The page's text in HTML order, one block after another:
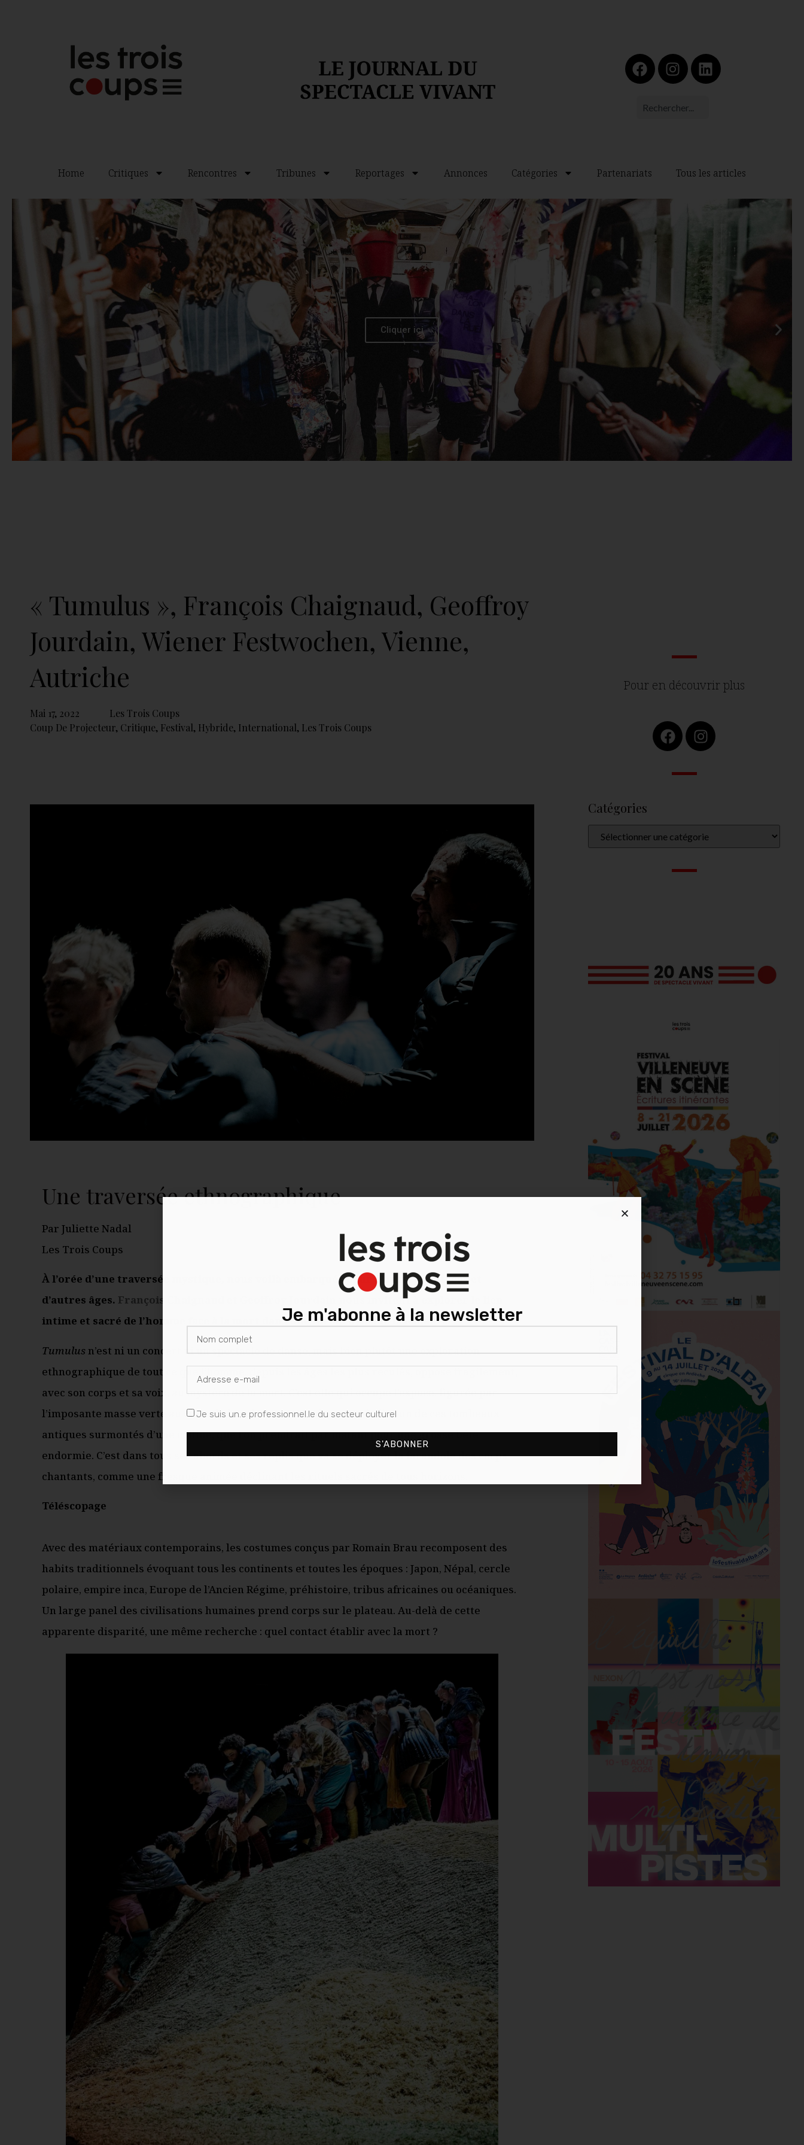
Home Critiques Rencontres Tribunes Reportages Annonces Catégories Partenariats Tous les articles
Cliquer ici
« Tumulus », François Chaignaud, Geoffroy
Jourdain, Wiener Festwochen, Vienne,
Autriche
Mai 17, 2022
Les Trois Coups
Coup De Projecteur, Critique, Festival, Hybride, International, Les Trois Coups
Une traversée ethnographique
Par Juliette Nadal
Les Trois Coups
À l’orée d’une traversée mystique, nous voilà embarqués pour d’autres contrées et
d’autres âges. François Chaignaud
nous invitent à explorer le lien
intime et sacré de l’homme face à la mort dans une forme hybride fascinante.
Tumulus n’est ni un concert ni un spectacle de danse, mais bien plutôt une exploration
ethnographique de tout ce que l’homme, depuis les âges les plus reculés, oppose fragilement,
avec son corps et sa voix, au mystère de la mort. C’est elle qui occupe l’espace, figurée par
l’imposante masse verte au cœur de la scène : un tumulus, c’est-à-dire un de ces tombeaux
antiques surmontés d’une colline, que l’on prendrait par instant pour une grosse bête
endormie. C’est dans tous ses abords et ses replis que va se déployer la farandole des corps
chantants, comme une fresque animée déclinant les rituels sacrés de tous horizons.
Téléscopage
Avec des matériaux contemporains, les costumes conçus par Romain Brau recomposent des
habits traditionnels évoquant tous les continents et toutes les époques : Japon, Népal, cercle
polaire, empire inca, Europe de l’Ancien Régime, préhistoire, tribus africaines ou océaniques.
Un large panel des civilisations humaines prend corps sur le plateau. Au-delà de cette
apparente disparité, une même recherche : quel contact établir avec la mort ?
Pour en découvrir plus
Catégories
Je m'abonne à la newsletter
Je suis un.e professionnel.le du secteur culturel
S'ABONNER